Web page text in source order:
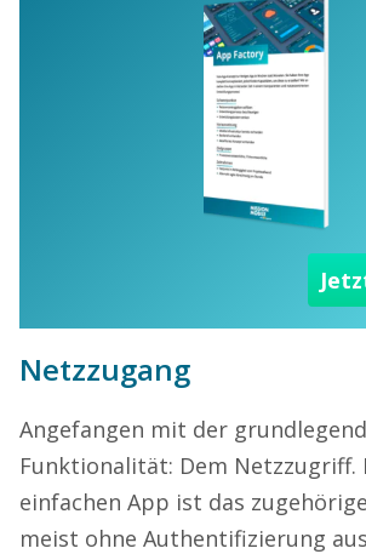
Netzzugang
Angefangen mit der
Funktionalität: Dem Netzzugriff.
einfachen App ist das
meist ohne Authentifizierung